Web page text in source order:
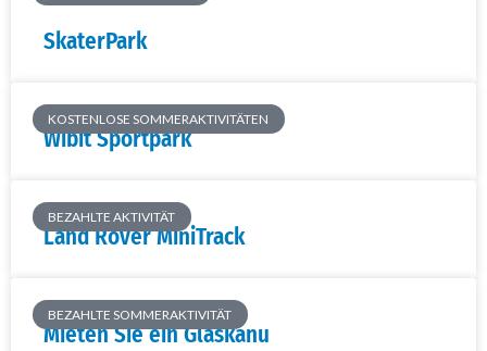
SkaterPark
KOSTENLOSE SOMMERAKTIVITÄTEN
Wibit Sportpark
BEZAHLTE AKTIVITÄT
Land Rover MiniTrack
BEZAHLTE SOMMERAKTIVITÄT
Mieten Sie ein Glaskanu